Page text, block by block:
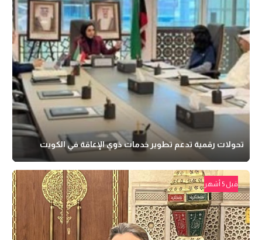
تحولات رقمية تدعم تطوير خدمات ذوي الإعاقة في الكويت
قبل 5 أشهر